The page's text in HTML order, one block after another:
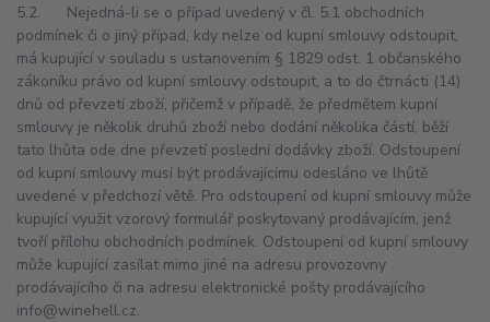
5.2. Nejedná-li se o případ uvedený v čl. 5.1 obchodních
podmínek či o jiný případ, kdy nelze od kupní smlouvy odstoupit,
má kupující v souladu s ustanovením § 1829 odst. 1 občanského
zákoníku právo od kupní smlouvy odstoupit, a to do čtrnácti (14)
dnů od převzetí zboží, přičemž v případě, že předmětem kupní
smlouvy je několik druhů zboží nebo dodání několika částí, běží
tato lhůta ode dne převzetí poslední dodávky zboží. Odstoupení
od kupní smlouvy musí být prodávajícímu odesláno ve lhůtě
uvedené v předchozí větě. Pro odstoupení od kupní smlouvy může
kupující využit vzorový formulář poskytovaný prodávajícím, jenž
tvoří přílohu obchodních podmínek. Odstoupení od kupní smlouvy
může kupující zasílat mimo jiné na adresu provozovny
prodávajícího či na adresu elektronické pošty prodávajícího
info@winehell.cz.